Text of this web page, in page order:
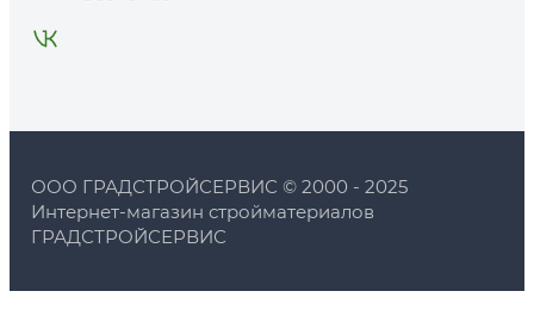
ООО ГРАДСТРОЙСЕРВИС © 2000 - 2025
Интернет-магазин стройматериалов
ГРАДСТРОЙСЕРВИС